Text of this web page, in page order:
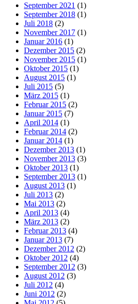
September 2021 (1)
September 2018 (1)
Juli 2018 (2)
November 2017 (1)
Januar 2016 (1)
Dezember 2015 (2)
November 2015 (1)
Oktober 2015 (1)
August 2015 (1)
Juli 2015 (5)
März 2015 (1)
Februar 2015 (2)
Januar 2015 (7)
April 2014 (1)
Februar 2014 (2)
Januar 2014 (1)
Dezember 2013 (1)
November 2013 (3)
Oktober 2013 (1)
September 2013 (1)
August 2013 (1)
Juli 2013 (2)
Mai 2013 (2)
April 2013 (4)
März 2013 (2)
Februar 2013 (4)
Januar 2013 (7)
Dezember 2012 (2)
Oktober 2012 (4)
September 2012 (3)
August 2012 (3)
Juli 2012 (4)
Juni 2012 (2)